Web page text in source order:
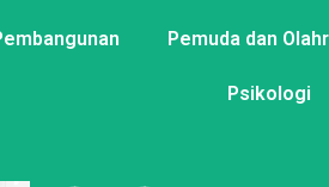
Pemuda dan
Psikologi